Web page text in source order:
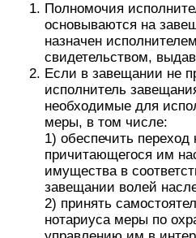
Полномочия
основываются на
назначен
свидетельством,
Если в завещании не
исполнитель
необходимые для
меры, в том числе:
1) обеспечить переход
причитающегося им
имущества в
завещании волей
2) принять
нотариуса меры по